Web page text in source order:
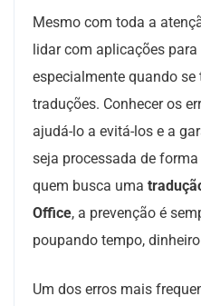
Mesmo com toda a
lidar com aplicações para
especialmente quando
traduções. Conhecer os
ajudá-lo a evitá-los e a
seja processada de
quem busca uma
Office, a prevenção é
poupando tempo,
Um dos erros mais